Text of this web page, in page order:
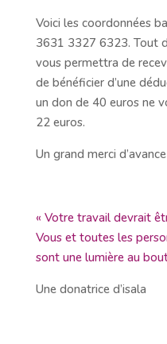
Voici les coordonnées
3631 3327 6323. Tout
vous permettra de
de bénéficier d’une
un don de 40 euros ne
22 euros.
Un grand merci
« Votre travail devrait
Vous et toutes les
sont une lumière au
Une donatrice d’isala​